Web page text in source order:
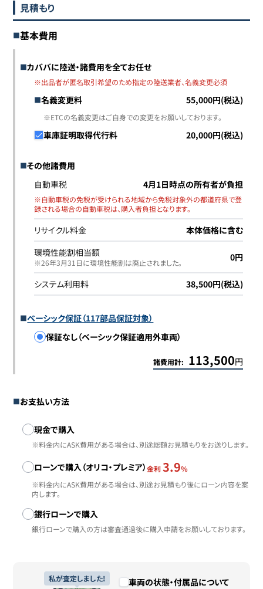
見積もり
基本費用
カババに陸送・諸費用を全てお任せ
※出品者が匿名取引希望のため指定の陸送業者、名義変更必須
名義変更料 55,000円(税込)
※ETCの名義変更はご自身での変更をお願いしております。
車庫証明取得代行料 20,000円(税込)
その他諸費用
自動車税
4月1日時点の所有者が負担
※自動車税の免税が受けられる地域から免税対象外の都道府県で登
録される場合の自動車税は、購入者負担となります。
リサイクル料金
本体価格に含む
環境性能割相当額
※26年3月31日に環境性能割は廃止されました｡ 0円
システム利用料 38,500円(税込)
ベーシック保証（117部品保証対象）
保証なし（ベーシック保証適用外車両）
諸費用計: 113,500円
お支払い方法
お支払い方法
現金で購入
※料金内にASK費用がある場合は、別途総額お見積もりをお送りします。
ローンで購入（オリコ・プレミア）金利 3.9%
※料金内にASK費用がある場合は、別途お見積もり後にローン内容を案
内します。
銀行ローンで購入
銀行ローンで購入の方は審査通過後に購入申請をお願いしております。
私が査定しました!
車両の状態・付属品について